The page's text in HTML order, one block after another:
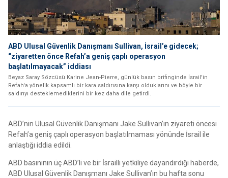
ABD Ulusal Güvenlik Danışmanı Sullivan, İsrail’e gidecek;
“ziyaretten önce Refah’a geniş çaplı operasyon
başlatılmayacak” iddiası
Beyaz Saray Sözcüsü Karine Jean-Pierre, günlük basın brifinginde İsrail'in
Refah'a yönelik kapsamlı bir kara saldırısına karşı olduklarını ve böyle bir
saldırıyı desteklemediklerini bir kez daha dile getirdi.
ABD’nin Ulusal Güvenlik Danışmanı Jake Sullivan’ın ziyareti öncesi
Refah’a geniş çaplı operasyon başlatılmaması yönünde İsrail ile
anlaştığı iddia edildi.
ABD basınının üç ABD’li ve bir İsrailli yetkiliye dayandırdığı haberde,
ABD Ulusal Güvenlik Danışmanı Jake Sullivan’ın bu hafta sonu